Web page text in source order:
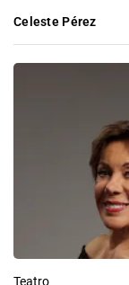
Celeste Pérez
Teatro